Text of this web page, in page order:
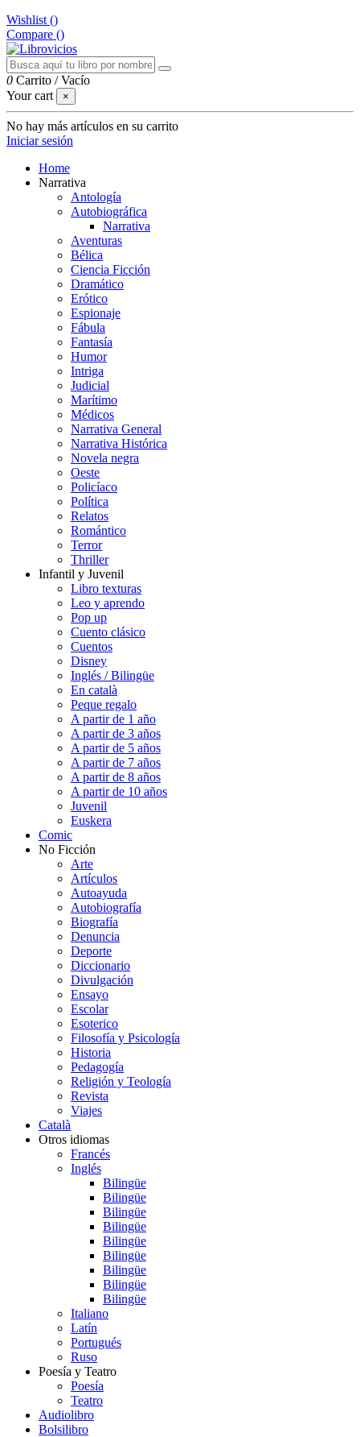
Wishlist ()
Compare ()
0 Carrito /Vacío
Your cart
×
No hay más artículos en su carrito
Iniciar sesión
Home
Narrativa
Antología
Autobiográfica
Narrativa
Aventuras
Bélica
Ciencia Ficción
Dramático
Erótico
Espionaje
Fábula
Fantasía
Humor
Intriga
Judicial
Marítimo
Médicos
Narrativa General
Narrativa Histórica
Novela negra
Oeste
Policíaco
Política
Relatos
Romántico
Terror
Thriller
Infantil y Juvenil
Libro texturas
Leo y aprendo
Pop up
Cuento clásico
Cuentos
Disney
Inglés / Bilingüe
En català
Peque regalo
A partir de 1 año
A partir de 3 años
A partir de 5 años
A partir de 7 años
A partir de 8 años
A partir de 10 años
Juvenil
Euskera
Comic
No Ficción
Arte
Artículos
Autoayuda
Autobiografía
Biografía
Denuncia
Deporte
Diccionario
Divulgación
Ensayo
Escolar
Esoterico
Filosofía y Psicología
Historia
Pedagogía
Religión y Teología
Revista
Viajes
Català
Otros idiomas
Francés
Inglés
Bilingüe
Bilingüe
Bilingüe
Bilingüe
Bilingüe
Bilingüe
Bilingüe
Bilingüe
Bilingüe
Italiano
Latín
Portugués
Ruso
Poesía y Teatro
Poesía
Teatro
Audiolibro
Bolsilibro